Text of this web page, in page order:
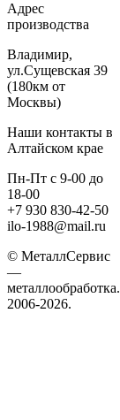
Адрес
производства
Владимир,
ул.Сущевская 39
(180км от
Москвы)
Наши контакты в
Алтайском крае
Пн-Пт с 9-00 до
18-00
+7 930 830-42-50
ilo-1988@mail.ru
© МеталлСервис
—
металлообработка.
2006-2026.